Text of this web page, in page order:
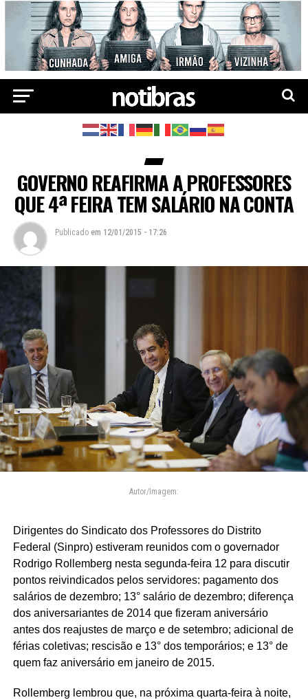
GOVERNO REAFIRMA A PROFESSORES
QUE 4ª FEIRA TEM SALÁRIO NA CONTA
Publicado em 12/01/2015 - 17:26
Autor/Imagem:
Dirigentes do Sindicato dos Professores do Distrito
Federal (Sinpro) estiveram reunidos com o governador
Rodrigo Rollemberg nesta segunda-feira 12 para discutir
pontos reivindicados pelos servidores: pagamento dos
salários de dezembro; 13° salário de dezembro; diferença
dos aniversariantes de 2014 que fizeram aniversário
antes dos reajustes de março e de setembro; adicional de
férias coletivas; rescisão e 13° dos temporários; e 13° de
quem faz aniversário em janeiro de 2015.
Rollemberg lembrou que, na próxima quarta-feira à noite,